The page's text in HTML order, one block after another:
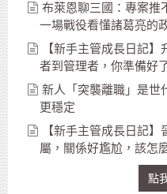
布萊恩聊三國：專案推
一場戰役看懂諸葛亮的
【新手主管成長日記
者到管理者，你準備好
新人「突襲離職」是世
更穩定
【新手主管成長日記
屬，關係好尷尬，該怎
點